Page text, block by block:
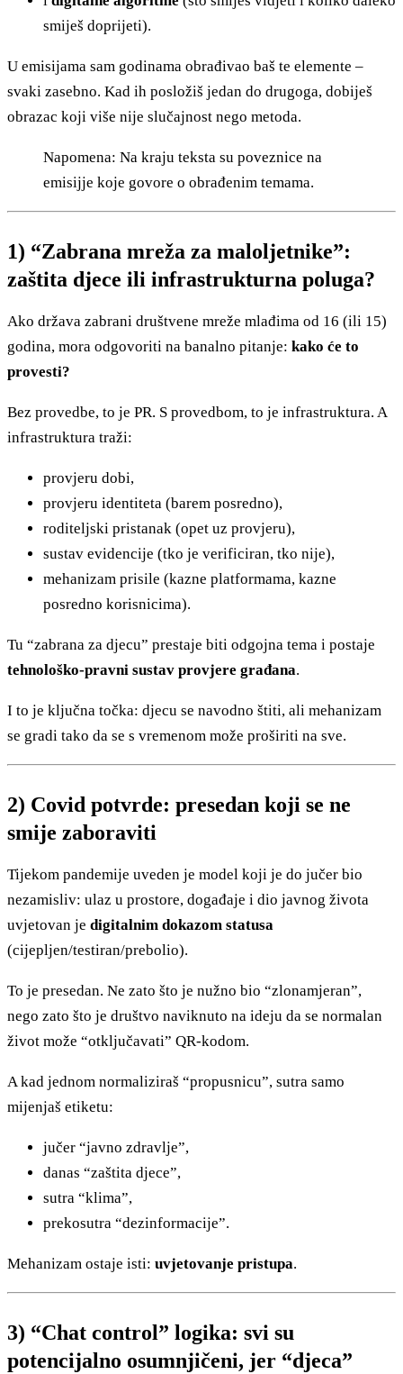
smiješ doprijeti).
U emisijama sam godinama obrađivao baš te elemente –
svaki zasebno. Kad ih posložiš jedan do drugoga, dobiješ
obrazac koji više nije slučajnost nego metoda.
Napomena: Na kraju teksta su poveznice na
emisijje koje govore o obrađenim temama.
1) “Zabrana mreža za maloljetnike”:
zaštita djece ili infrastrukturna poluga?
Ako država zabrani društvene mreže mlađima od 16 (ili 15)
godina, mora odgovoriti na banalno pitanje: kako će to
provesti?
Bez provedbe, to je PR. S provedbom, to je infrastruktura. A
infrastruktura traži:
provjeru dobi,
provjeru identiteta (barem posredno),
roditeljski pristanak (opet uz provjeru),
sustav evidencije (tko je verificiran, tko nije),
mehanizam prisile (kazne platformama, kazne
posredno korisnicima).
Tu “zabrana za djecu” prestaje biti odgojna tema i postaje
tehnološko-pravni sustav provjere građana.
I to je ključna točka: djecu se navodno štiti, ali mehanizam
se gradi tako da se s vremenom može proširiti na sve.
2) Covid potvrde: presedan koji se ne
smije zaboraviti
Tijekom pandemije uveden je model koji je do jučer bio
nezamisliv: ulaz u prostore, događaje i dio javnog života
uvjetovan je digitalnim dokazom statusa
(cijepljen/testiran/prebolio).
To je presedan. Ne zato što je nužno bio “zlonamjeran”,
nego zato što je društvo naviknuto na ideju da se normalan
život može “otključavati” QR-kodom.
A kad jednom normaliziraš “propusnicu”, sutra samo
mijenjaš etiketu:
jučer “javno zdravlje”,
danas “zaštita djece”,
sutra “klima”,
prekosutra “dezinformacije”.
Mehanizam ostaje isti: uvjetovanje pristupa.
3) “Chat control” logika: svi su
potencijalno osumnjičeni, jer “djeca”